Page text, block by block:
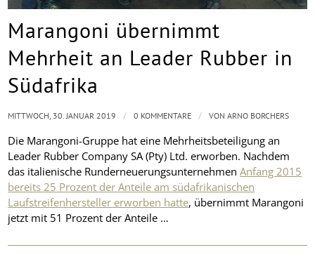
Marangoni übernimmt
Mehrheit an Leader Rubber in
Südafrika
Die Marangoni-Gruppe hat eine Mehrheitsbeteiligung an
Leader Rubber Company SA (Pty) Ltd. erworben. Nachdem
das italienische RunderneuerungsunternehmenAnfang 2015
bereits 25 Prozent der Anteile am südafrikanischen
Laufstreifenhersteller erworben hatte, übernimmt Marangoni
jetzt mit 51 Prozent der Anteile …
MITTWOCH, 30. JANUAR 2019 / 0 KOMMENTARE / VONARNO BORCHERS